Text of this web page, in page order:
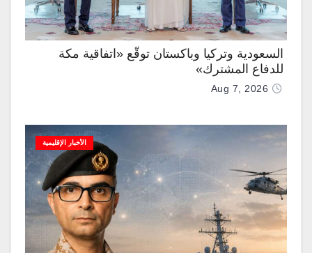
السعودية وتركيا وباكستان توقّع «اتفاقية مكة
للدفاع المشترك»
Aug 7, 2026
الأخبار الإقليمية